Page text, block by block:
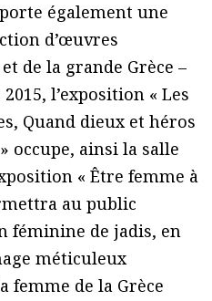
également une
d’œuvres
de la grande Grèce –
l’exposition « Les
Quand dieux et héros
occupe, ainsi la salle
« Être femme à
au public
féminine de jadis, en
méticuleux
femme de la Grèce